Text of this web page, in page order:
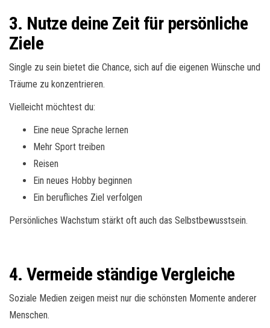
3. Nutze deine Zeit für persönliche
Ziele
Single zu sein bietet die Chance, sich auf die eigenen Wünsche und
Träume zu konzentrieren.
Vielleicht möchtest du:
Eine neue Sprache lernen
Mehr Sport treiben
Reisen
Ein neues Hobby beginnen
Ein berufliches Ziel verfolgen
Persönliches Wachstum stärkt oft auch das Selbstbewusstsein.
4. Vermeide ständige Vergleiche
Soziale Medien zeigen meist nur die schönsten Momente anderer
Menschen.